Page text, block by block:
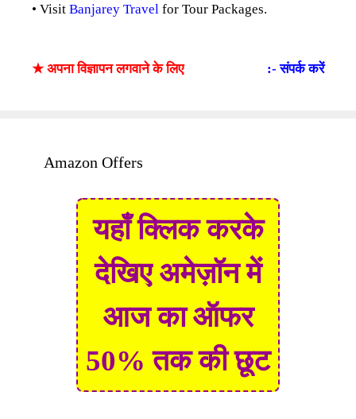
• Visit Banjarey Travel for Tour Packages.
★ अपना विज्ञापन लगवाने के लिए :- संपर्क करें
Amazon Offers
यहाँ क्लिक करके
देखिए अमेज़ॉन में
आज का ऑफर
50% तक की छूट